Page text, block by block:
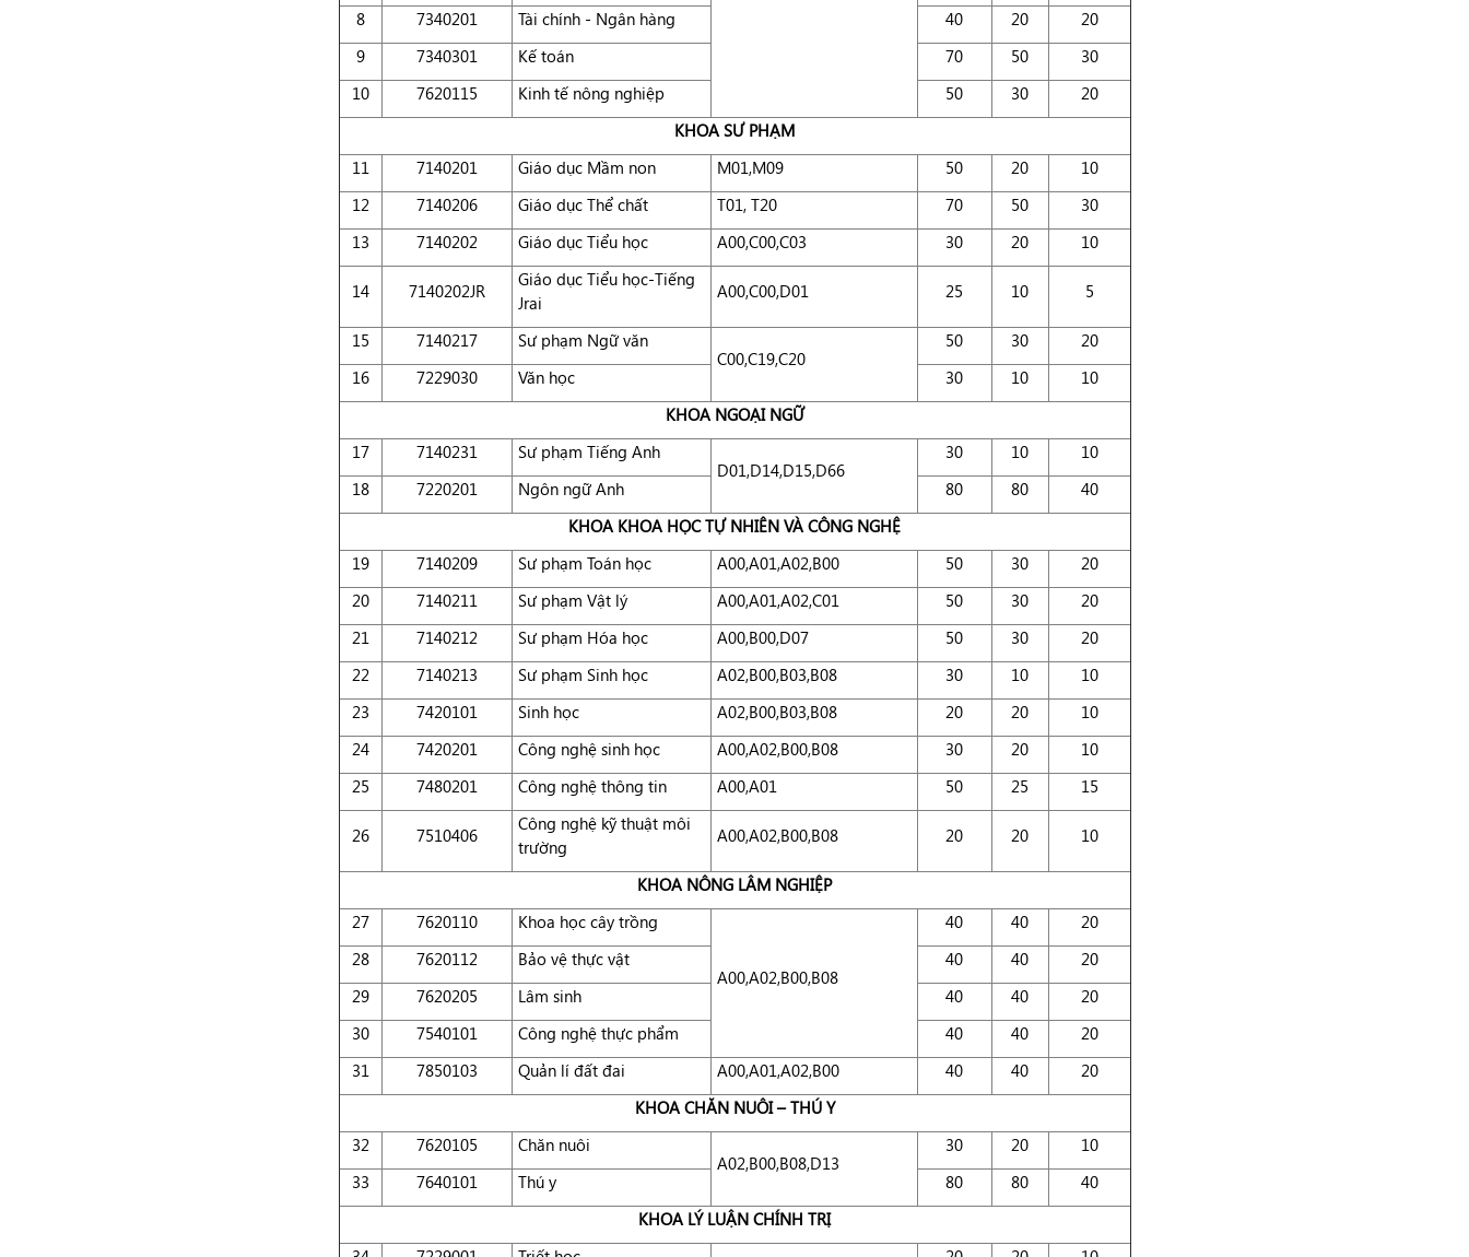
8
7340201 Tài chính - Ngân hàng 40 20
20
9
7340301 Kế toán 70 50
30
10
7620115 Kinh tế nông nghiệp 50 30
20
KHOA SƯ PHẠM
11
7140201 Giáo dục Mầm non M01,M09 50 20
10
12
7140206 Giáo dục Thể chất T01, T20 70 50
30
13
7140202 Giáo dục Tiểu học A00,C00,C03 30 20 10
14 7140202JR
Giáo dục Tiểu học-Tiếng
Jrai
A00,C00,D01 25 10 5
15 7140217
Sư phạm Ngữ văn
C00,C19,C20
50 30
20
16
7229030 Văn học 30 10
10
KHOA NGOẠI NGỮ
17
7140231
Sư phạm Tiếng Anh
D01,D14,D15,D66
30 10
10
18
7220201 Ngôn ngữ Anh 80 80
40
KHOA KHOA HỌC TỰ NHIÊN VÀ CÔNG NGHỆ
19
7140209 Sư phạm Toán học A00,A01,A02,B00 50 30
20
20
7140211 Sư phạm Vật lý A00,A01,A02,C01 50 30
20
21
7140212 Sư phạm Hóa học A00,B00,D07 50 30
20
22
7140213 Sư phạm Sinh học A02,B00,B03,B08 30 10
10
23
7420101 Sinh học A02,B00,B03,B08 20 20
10
24
7420201 Công nghệ sinh học A00,A02,B00,B08 30 20
10
25
7480201 Công nghệ thông tin A00,A01 50 25 15
26 7510406
Công nghệ kỹ thuật môi
trường
A00,A02,B00,B08 20 20 10
KHOA NÔNG LÂM NGHIỆP
27
7620110 Khoa học cây trồng
A00,A02,B00,B08
40 40
20
28
7620112 Bảo vệ thực vật 40 40
20
29
7620205 Lâm sinh 40 40
20
30
7540101 Công nghệ thực phẩm 40 40
20
31
7850103 Quản lí đất đai A00,A01,A02,B00 40 40
20
KHOA CHĂN NUÔI – THÚ Y
32
7620105
Chăn nuôi
A02,B00,B08,D13
30 20
10
33
7640101 Thú y 80 80
40
KHOA LÝ LUẬN CHÍNH TRỊ